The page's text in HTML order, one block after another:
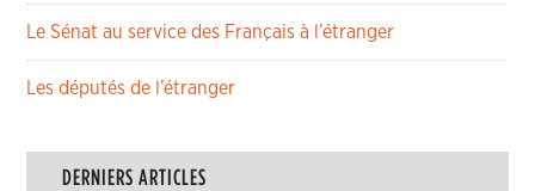
Le Sénat au service des Français à l’étranger
Les députés de l’étranger
DERNIERS ARTICLES